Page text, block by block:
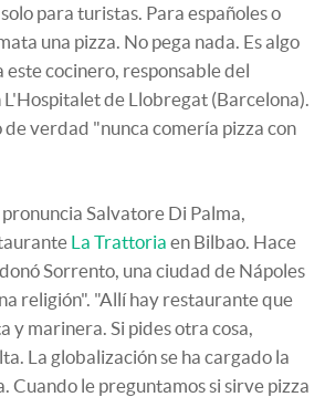
para turistas. Para españoles o
una pizza. No pega nada. Es algo
este cocinero, responsable del
L'Hospitalet de Llobregat (Barcelona).
verdad "nunca comería pizza con
Salvatore Di Palma,
La Trattoria en Bilbao. Hace
Sorrento, una ciudad de Nápoles
religión". "Allí hay restaurante que
y marinera. Si pides otra cosa,
La globalización se ha cargado la
Cuando le preguntamos si sirve pizza